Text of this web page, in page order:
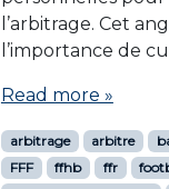
l’arbitrage. Cet
l’importance de
Read more »
arbitrage arbitre
FFF
ffhb ffr